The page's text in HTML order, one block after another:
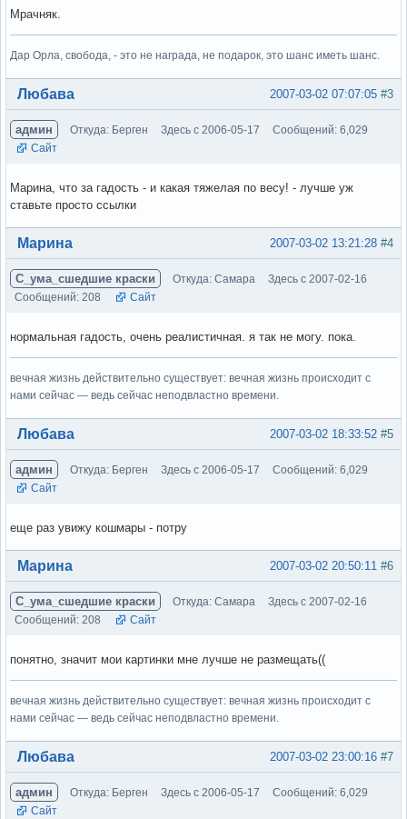
Мрачняк.
Дар Орла, свобода, - это не награда, не подарок, это шанс иметь шанс.
Вне форума #3
2007-03-02 07:07:05
Любава
админ Откуда: Берген Здесь с 2006-05-17
Сообщений: 6,029
Сайт
Марина, что за гадость - и какая тяжелая по весу! - лучше уж
ставьте просто ссылки
Вне форума #4
2007-03-02 13:21:28
Марина
С_ума_сшедшие краски Откуда: Самара
Здесь с 2007-02-16
Сообщений: 208
Сайт
нормальная гадость, очень реалистичная. я так не могу. пока.
вечная жизнь действительно существует: вечная жизнь происходит с
нами сейчас — ведь сейчас неподвластно времени.
Вне форума #5
2007-03-02 18:33:52
Любава
админ Откуда: Берген Здесь с 2006-05-17
Сообщений: 6,029
Сайт
еще раз увижу кошмары - потру
Вне форума #6
2007-03-02 20:50:11
Марина
С_ума_сшедшие краски Откуда: Самара
Здесь с 2007-02-16
Сообщений: 208
Сайт
понятно, значит мои картинки мне лучше не размещать((
вечная жизнь действительно существует: вечная жизнь происходит с
нами сейчас — ведь сейчас неподвластно времени.
Вне форума #7
2007-03-02 23:00:16
Любава
админ Откуда: Берген Здесь с 2006-05-17
Сообщений: 6,029
Сайт